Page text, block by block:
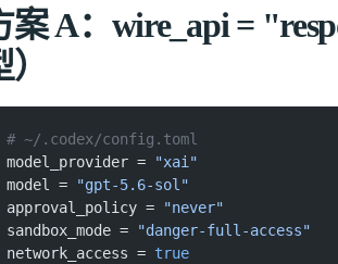
案 A：wire_api =
# ~/.codex/config.toml
model_provider = "xai"
model = "gpt-5.6-sol"
approval_policy = "never"
sandbox_mode = "danger-full-access"
network_access = true